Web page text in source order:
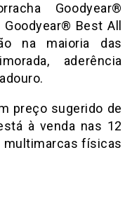
Goodyear®
Best All
na maioria das
aderência
preço sugerido de
à venda nas 12
multimarcas físicas